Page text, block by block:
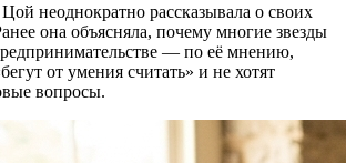
неоднократно рассказывала о своих
она объясняла, почему многие звезды
— по её мнению,
от умения считать» и не хотят
вопросы.